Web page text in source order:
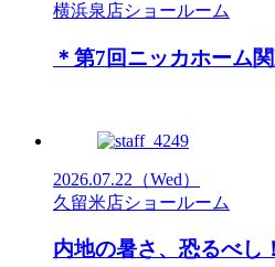
横浜泉店ショールーム
＊第7回ニッカホーム
2026.07.22 （Wed）
久留米店ショールーム
内地の暑さ、恐るべし！